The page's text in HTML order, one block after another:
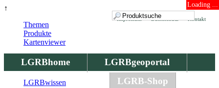
↑ Loading ...
Kontakt
Datenschutz
Impressum
LGRBhome
LGRBgeoportal
LGRBbohrungen
LGRB-Shop
Themen
Produkte
Kartenviewer
LGRBwissen